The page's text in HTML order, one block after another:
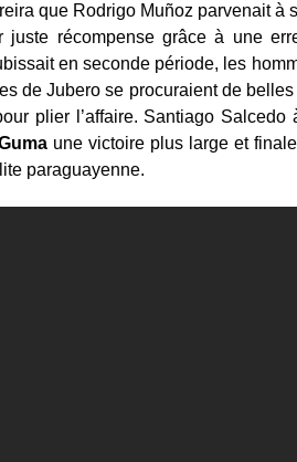
que Rodrigo Muñoz parvenait
juste récompense grâce à une
en seconde période, les
de Jubero se procuraient de
plier l’affaire. Santiago
une victoire plus large et
paraguayenne.